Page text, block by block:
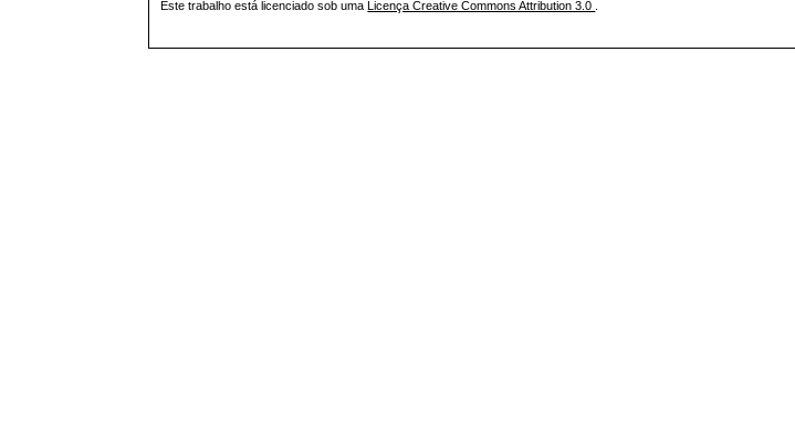
Este trabalho está licenciado sob uma Licença Creative Commons Attribution 3.0